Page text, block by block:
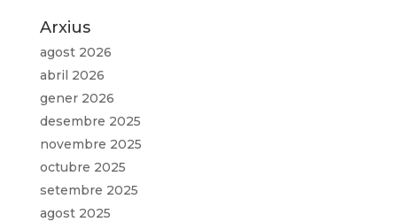
Arxius
agost 2026
abril 2026
gener 2026
desembre 2025
novembre 2025
octubre 2025
setembre 2025
agost 2025